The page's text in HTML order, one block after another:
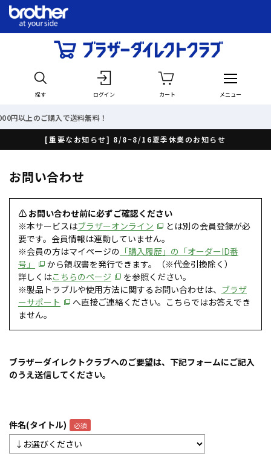
探す ログイン カート メニュー
送料無料！
[重要なお知らせ] 8/8~8/16夏季休業のお知らせ
お問い合わせ
⚠ お問い合わせ前に必ずご確認ください
※本サービスはブラザーオンライン
とは別の会員登録が必
要です。会員情報は連動していません。
※会員の方はマイページの 「購入履歴」の「オーダーID番
号」
から領収書を発行できます。（※代金引換除く）
詳しくはこちらのページ
を参照ください。
※製品トラブルや使用方法に関するお問い合わせは、 ブラザ
ーサポート
へ直接ご連絡ください。こちらではお答えでき
ません。
ブラザーダイレクトクラブへのご要望は、下記フォームにご記入
のうえ送信してください。
件名(タイトル)